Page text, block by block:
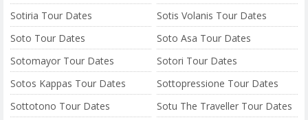
Sotiria Tour Dates
Sotis Volanis Tour Dates
Soto Tour Dates
Soto Asa Tour Dates
Sotomayor Tour Dates
Sotori Tour Dates
Sotos Kappas Tour Dates
Sottopressione Tour Dates
Sottotono Tour Dates
Sotu The Traveller Tour Dates